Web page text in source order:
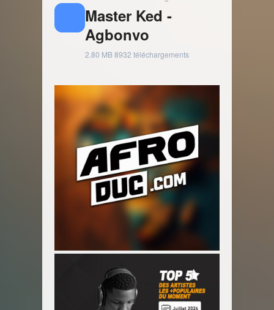
Master Ked -
Agbonvo
2.80 MB8932 téléchargements